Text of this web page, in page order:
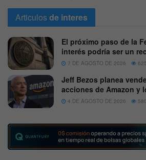
Articulosde interes
El próximo paso de la
interés podría ser un
7 DE AGOSTO DE 2026 625
Jeff Bezos planea
acciones de Amazon y
4 DE AGOSTO DE 2026 580